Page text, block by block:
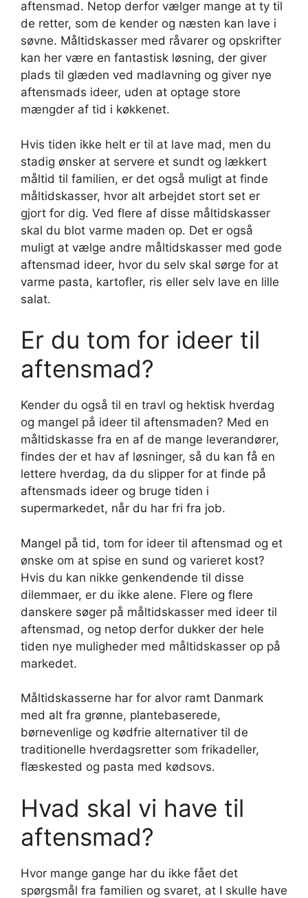
aftensmad. Netop derfor vælger mange at ty til
de retter, som de kender og næsten kan lave i
søvne. Måltidskasser med råvarer og opskrifter
kan her være en fantastisk løsning, der giver
plads til glæden ved madlavning og giver nye
aftensmads ideer, uden at optage store
mængder af tid i køkkenet.
Hvis tiden ikke helt er til at lave mad, men du
stadig ønsker at servere et sundt og lækkert
måltid til familien, er det også muligt at finde
måltidskasser, hvor alt arbejdet stort set er
gjort for dig. Ved flere af disse måltidskasser
skal du blot varme maden op. Det er også
muligt at vælge andre måltidskasser med gode
aftensmad ideer, hvor du selv skal sørge for at
varme pasta, kartofler, ris eller selv lave en lille
salat.
Er du tom for ideer til
aftensmad?
Kender du også til en travl og hektisk hverdag
og mangel på ideer til aftensmaden? Med en
måltidskasse fra en af de mange leverandører,
findes der et hav af løsninger, så du kan få en
lettere hverdag, da du slipper for at finde på
aftensmads ideer og bruge tiden i
supermarkedet, når du har fri fra job.
Mangel på tid, tom for ideer til aftensmad og et
ønske om at spise en sund og varieret kost?
Hvis du kan nikke genkendende til disse
dilemmaer, er du ikke alene. Flere og flere
danskere søger på måltidskasser med ideer til
aftensmad, og netop derfor dukker der hele
tiden nye muligheder med måltidskasser op på
markedet.
Måltidskasserne har for alvor ramt Danmark
med alt fra grønne, plantebaserede,
børnevenlige og kødfrie alternativer til de
traditionelle hverdagsretter som frikadeller,
flæskested og pasta med kødsovs.
Hvad skal vi have til
aftensmad?
Hvor mange gange har du ikke fået det
spørgsmål fra familien og svaret, at I skulle have